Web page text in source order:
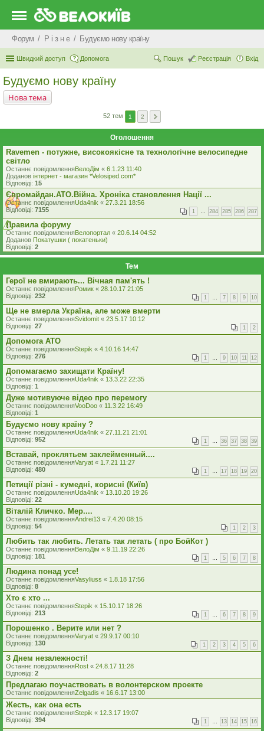
Форум Р i з н е Будуємо нову країну
Швидкий доступ Допомога Вхід
Реєстрація
Пошук
Будуємо нову країну
Нова тема
52 тем 1 2
Оголошення
Ravemen - потужне, високоякісне та технологічне велосипедне
світло
Останнє повідомленняВелоДім « 6.1.23 11:40
Доданов iнтернет - магазин *Velosiped.com*
Відповіді: 15
Євромайдан.АТО.Вiйна. Хроніка становлення Нації ...
Останнє повідомленняUda4nik « 27.3.21 18:56
Відповіді: 7155 1 … 284 285 286 287
Правила форуму
Останнє повідомленняВелопортал « 20.6.14 04:52
Доданов Покатушки ( покатеньки)
Відповіді: 2
Тем
Герої не вмирають... Вічная пам'ять !
Останнє повідомленняРомик « 28.10.17 21:05
Відповіді: 232 1 … 7 8 9 10
Ще не вмерла Україна, але може вмерти
Останнє повідомленняSvidomit « 23.5.17 10:12
Відповіді: 27 1 2
Допомога АТО
Останнє повідомленняStepik « 4.10.16 14:47
Відповіді: 276 1 … 9 10 11 12
Допомагаємо захищати Країну!
Останнє повідомленняUda4nik « 13.3.22 22:35
Відповіді: 1
Дуже мотивуюче відео про перемогу
Останнє повідомленняVooDoo « 11.3.22 16:49
Відповіді: 1
Будуємо нову країну ?
Останнє повідомленняUda4nik « 27.11.21 21:01
Відповіді: 952 1 … 36 37 38 39
Вставай, проклятьем заклейменный....
Останнє повідомленняVaryat « 1.7.21 11:27
Відповіді: 480 1 … 17 18 19 20
Петиції різні - кумедні, корисні (Київ)
Останнє повідомленняUda4nik « 13.10.20 19:26
Відповіді: 22
Віталій Кличко. Мер....
Останнє повідомленняAndrei13 « 7.4.20 08:15
Відповіді: 54 1 2 3
Любить так любить. Летать так летать ( про БойКот )
Останнє повідомленняВелоДім « 9.11.19 22:26
Відповіді: 181 1 … 5 6 7 8
Людина понад усе!
Останнє повідомленняVasyliuss « 1.8.18 17:56
Відповіді: 8
Хто є хто ...
Останнє повідомленняStepik « 15.10.17 18:26
Відповіді: 213 1 … 6 7 8 9
Порошенко . Верите или нет ?
Останнє повідомленняVaryat « 29.9.17 00:10
Відповіді: 130 1 2 3 4 5 6
З Днем незалежності!
Останнє повідомленняRost « 24.8.17 11:28
Відповіді: 2
Предлагаю поучаствовать в волонтерском проекте
Останнє повідомленняZelgadis « 16.6.17 13:00
Жесть, как она есть
Останнє повідомленняStepik « 12.3.17 19:07
Відповіді: 394 1 … 13 14 15 16